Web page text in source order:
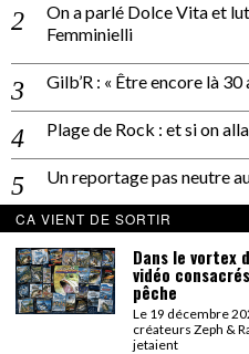
On a parlé Dolce Vita et
Femminielli
Gilb’R : « Être encore là 30
Plage de Rock : et si on
Un reportage pas neutre
gonzai_magazine
Seul le détail compte.
CA VIENT DE SORTIR
Dans le vortex
vidéo
pêche
Le 19 décembre
créateurs Zeph &
jetaient